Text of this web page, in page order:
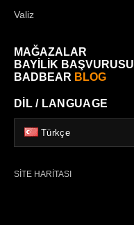
Valiz
MAĞAZALAR
BAYİLİK BAŞVURUSU
BADBEAR BLOG
DİL / LANGUAGE
Türkçe
SİTE HARİTASI